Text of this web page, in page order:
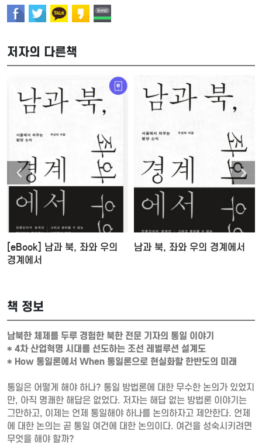
저자의 다른책
[eBook] 남과 북, 좌와 우의
경계에서
남과 북, 좌와 우의 경계에서
책 정보
남북한 체제를 두루 경험한 북한 전문 기자의 통일 이야기
* 4차 산업혁명 시대를 선도하는 조선 레벌루션 설계도
* How 통일론에서 When 통일론으로 현실화할 한반도의 미래
통일은 어떻게 해야 하나? 통일 방법론에 대한 무수한 논의가 있었지
만, 아직 명쾌한 해답은 없었다. 저자는 해답 없는 방법론 이야기는
그만하고, 이제는 언제 통일해야 하나를 논의하자고 제안한다. 언제
에 대한 논의는 곧 통일 여건에 대한 논의이다. 여건을 성숙시키려면
무엇을 해야 할까?